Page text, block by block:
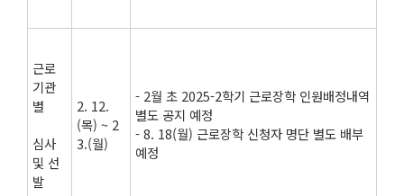
근로
기관
별
심사
및 선
발
2. 12.
(목) ~ 2
3.(월)
- 2월 초 2025-2학기 근로장학 인원배정내역
별도 공지 예정
- 8. 18(월) 근로장학 신청자 명단 별도 배부
예정